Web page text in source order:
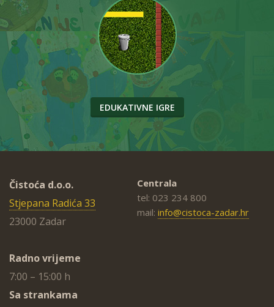
EDUKATIVNE IGRE
Čistoća d.o.o.
Stjepana Radića 33
23000 Zadar
Radno vrijeme
7:00 – 15:00 h
Sa strankama
Centrala
tel: 023 234 800
mail: info@cistoca-zadar.hr